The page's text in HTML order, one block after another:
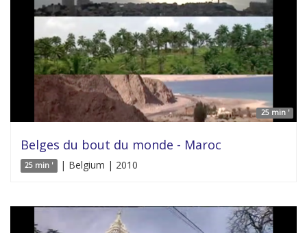
25 min '
Belges du bout du monde - Maroc
25 min ' | Belgium | 2010